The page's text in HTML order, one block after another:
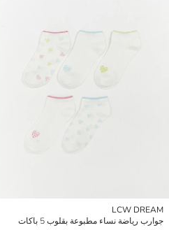
LCW DREAM
جوارب رياضة نساء مطبوعة بقلوب 5 باكات